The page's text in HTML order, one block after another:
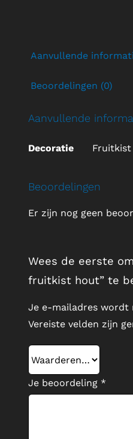
Aanvullende
Beoordelingen (0)
Aanvullende
Decoratie Fruitkist
Beoordelingen
Er zijn nog geen
Wees de eerste
fruitkist hout” te
Je e-mailadres wordt
Vereiste velden zijn
Je beoordeling *